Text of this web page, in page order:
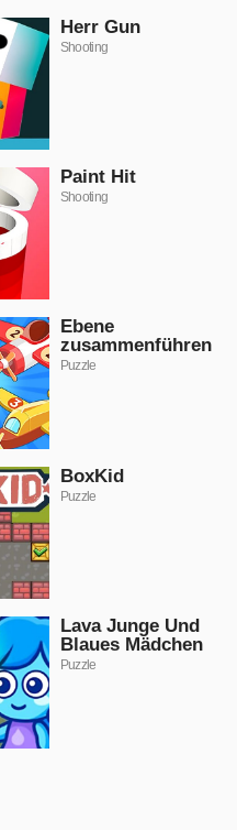
Herr Gun
Shooting
Paint Hit
Shooting
Ebene
zusammenführen
Puzzle
BoxKid
Puzzle
Lava Junge Und
Blaues Mädchen
Puzzle